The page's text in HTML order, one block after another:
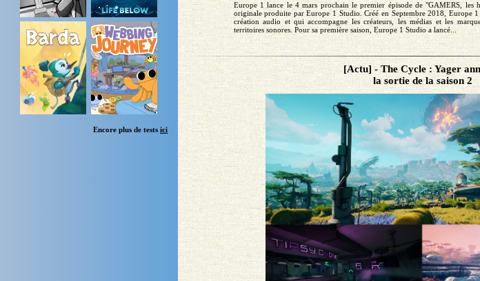
Encore plus de tests ici
Europe 1 lance le 4 mars prochain le premier épisode de "GAMERS, les
originale produite par Europe 1 Studio. Créé en Septembre 2018, Europe
création audio et qui accompagne les créateurs, les médias et les
territoires sonores. Pour sa première saison, Europe 1 Studio a lancé...
[Actu] - The Cycle : Yager
la sortie de la saison 2